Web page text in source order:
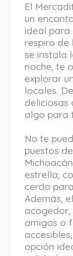
El
un
ideal para
respiro de
se instala
noche, te
explorar
locales.
deliciosas
algo para
No te
puestos
estrella,
cerdo
Además,
amigos o
opción